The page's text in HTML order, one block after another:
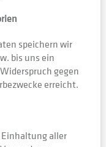
speichern wir
bis uns ein
gegen
erreicht.
aller